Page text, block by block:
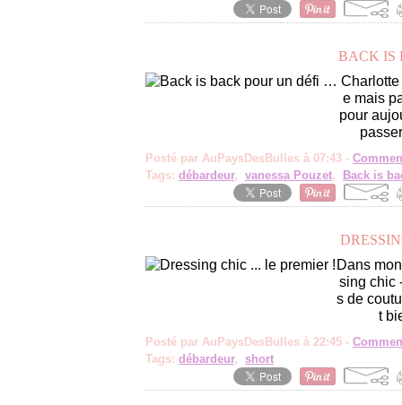
BACK IS
e mais
pour
Posté par AuPaysDesBulles à 07:43 -
Tags: débardeur, vanessa Pouzet, Back is
Dans
sing chic
s de
t
Posté par AuPaysDesBulles à 22:45 -
Tags: débardeur, short